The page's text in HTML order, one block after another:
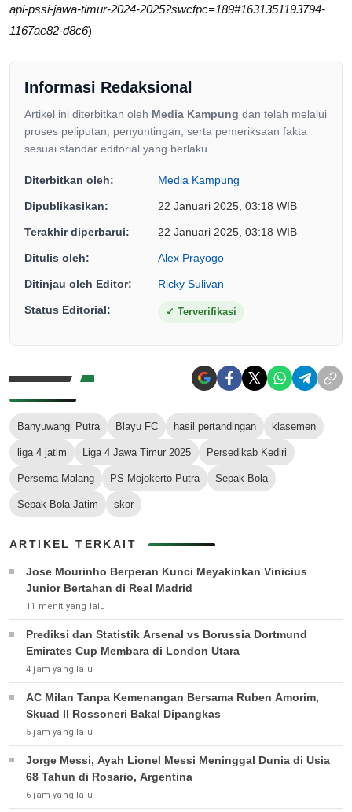
api-pssi-jawa-timur-2024-2025?swcfpc=189#1631351193794-
1167ae82-d8c6)
Informasi Redaksional
Artikel ini diterbitkan oleh Media Kampung dan telah melalui
proses peliputan, penyuntingan, serta pemeriksaan fakta
sesuai standar editorial yang berlaku.
Diterbitkan oleh: Media Kampung
Dipublikasikan: 22 Januari 2025, 03:18 WIB
Terakhir diperbarui: 22 Januari 2025, 03:18 WIB
Ditulis oleh: Alex Prayogo
Ditinjau oleh Editor: Ricky Sulivan
Status Editorial: ✓ Terverifikasi
Banyuwangi Putra Blayu FC hasil pertandingan klasemen
liga 4 jatim Liga 4 Jawa Timur 2025 Persedikab Kediri
Persema Malang PS Mojokerto Putra Sepak Bola
Sepak Bola Jatim skor
ARTIKEL TERKAIT
Jose Mourinho Berperan Kunci Meyakinkan Vinicius
Junior Bertahan di Real Madrid
11 menit yang lalu
Prediksi dan Statistik Arsenal vs Borussia Dortmund
Emirates Cup Membara di London Utara
4 jam yang lalu
AC Milan Tanpa Kemenangan Bersama Ruben Amorim,
Skuad Il Rossoneri Bakal Dipangkas
5 jam yang lalu
Jorge Messi, Ayah Lionel Messi Meninggal Dunia di Usia
68 Tahun di Rosario, Argentina
6 jam yang lalu